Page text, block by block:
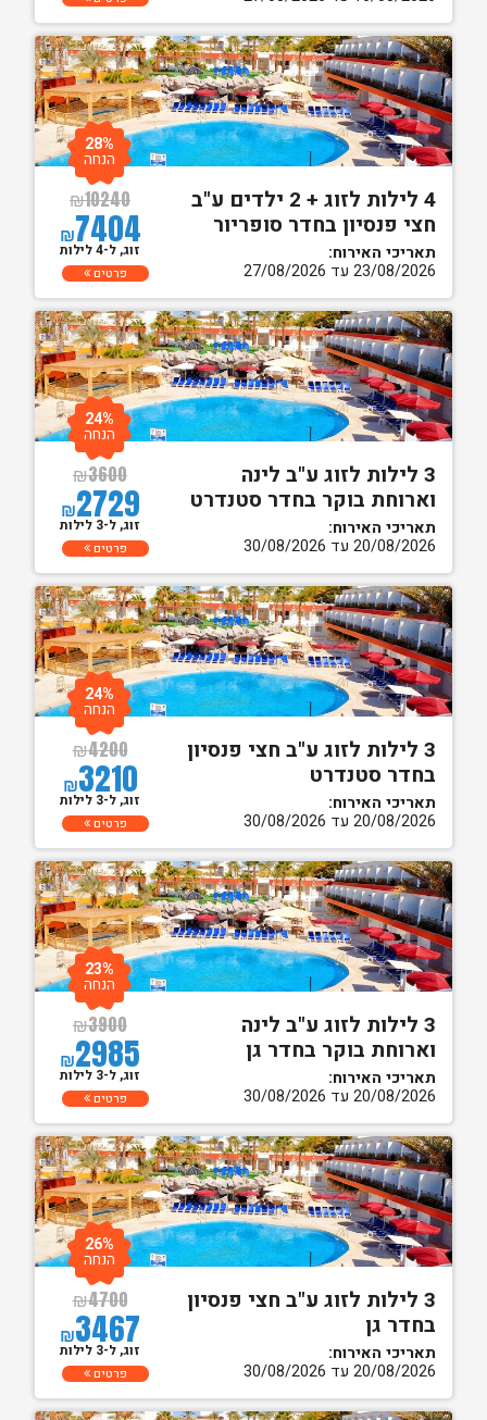
4 לילות לזוג + 2 ילדים ע"ב
חצי פנסיון בחדר סופריור
תאריכי האירוח:
23/08/2026 עד 27/08/2026
₪10240
₪7404
28%
הנחה
זוג, ל-4 לילות
פרטים
3 לילות לזוג ע"ב לינה
וארוחת בוקר בחדר סטנדרט
תאריכי האירוח:
20/08/2026 עד 30/08/2026
₪3600
₪2729
24%
הנחה
זוג, ל-3 לילות
פרטים
3 לילות לזוג ע"ב חצי פנסיון
בחדר סטנדרט
תאריכי האירוח:
20/08/2026 עד 30/08/2026
₪4200
₪3210
24%
הנחה
זוג, ל-3 לילות
פרטים
3 לילות לזוג ע"ב לינה
וארוחת בוקר בחדר גן
תאריכי האירוח:
20/08/2026 עד 30/08/2026
₪3900
₪2985
23%
הנחה
זוג, ל-3 לילות
פרטים
3 לילות לזוג ע"ב חצי פנסיון
בחדר גן
תאריכי האירוח:
20/08/2026 עד 30/08/2026
₪4700
₪3467
26%
הנחה
זוג, ל-3 לילות
פרטים